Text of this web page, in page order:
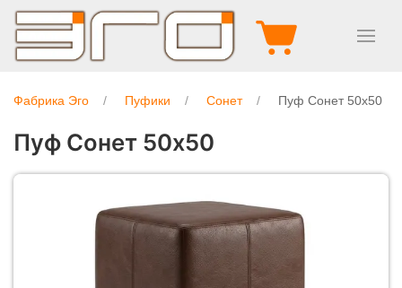
Фабрика Эго Пуфики Сонет Пуф Сонет 50х50
Пуф Сонет 50х50